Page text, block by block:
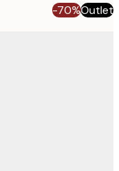
-70%Outlet